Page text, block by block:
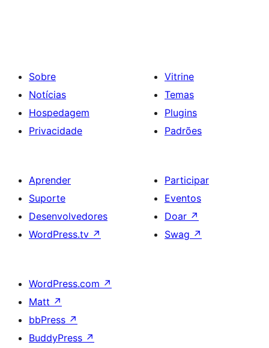
Sobre
Notícias
Hospedagem
Privacidade
Vitrine
Temas
Plugins
Padrões
Aprender
Suporte
Desenvolvedores
WordPress.tv ↗
Participar
Eventos
Doar ↗
Swag ↗
WordPress.com ↗
Matt ↗
bbPress ↗
BuddyPress ↗